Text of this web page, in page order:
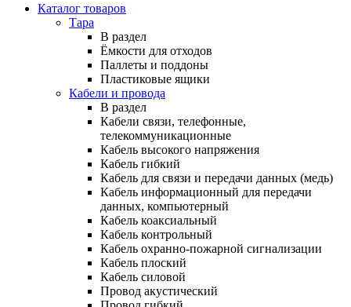
Каталог товаров
Тара
В раздел
Ёмкости для отходов
Паллеты и поддоны
Пластиковые ящики
Кабели и провода
В раздел
Кабели связи, телефонные,
телекоммуникационные
Кабель высокого напряжения
Кабель гибкий
Кабель для связи и передачи данных (медь)
Кабель информационный для передачи
данных, компьютерный
Кабель коаксиальный
Кабель контрольный
Кабель охранно-пожарной сигнализации
Кабель плоский
Кабель силовой
Провод акустический